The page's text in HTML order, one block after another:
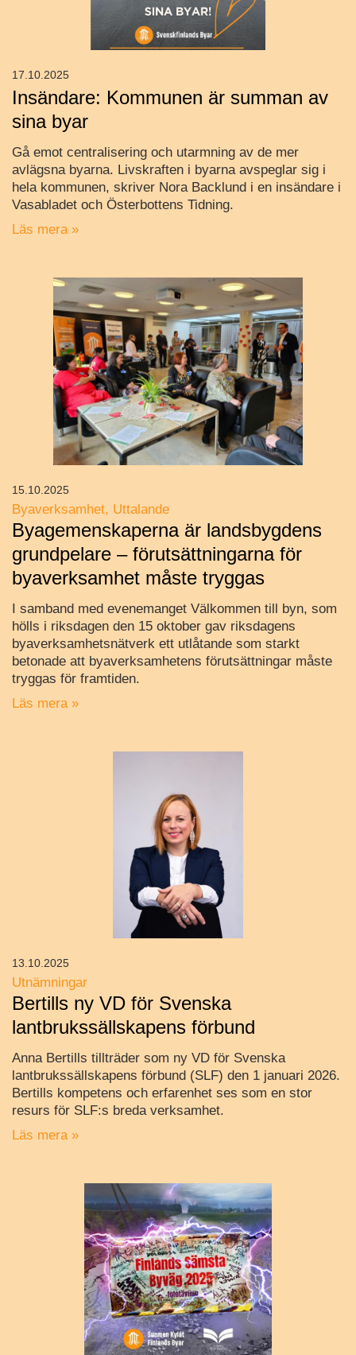
Insändare: Kommunen är summan av
sina byar
Gå emot centralisering och utarmning av de mer
avlägsna byarna. Livskraften i byarna avspeglar sig i
hela kommunen, skriver Nora Backlund i en insändare i
Vasabladet och Österbottens Tidning.
Läs mera »
17.10.2025
Byaverksamhet Uttalande
Byagemenskaperna är landsbygdens
grundpelare – förutsättningarna för
byaverksamhet måste tryggas
I samband med evenemanget Välkommen till byn, som
hölls i riksdagen den 15 oktober gav riksdagens
byaverksamhetsnätverk ett utlåtande som starkt
betonade att byaverksamhetens förutsättningar måste
tryggas för framtiden.
Läs mera »
15.10.2025
Utnämningar
Bertills ny VD för Svenska
lantbrukssällskapens förbund
Anna Bertills tillträder som ny VD för Svenska
lantbrukssällskapens förbund (SLF) den 1 januari 2026.
Bertills kompetens och erfarenhet ses som en stor
resurs för SLF:s breda verksamhet.
Läs mera »
13.10.2025